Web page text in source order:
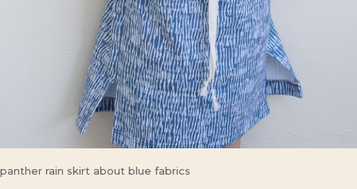
panther rain skirt about blue fabrics